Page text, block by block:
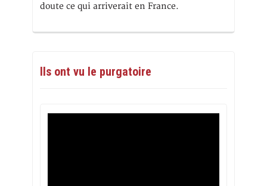
doute ce qui arriverait en France.
Ils ont vu le purgatoire